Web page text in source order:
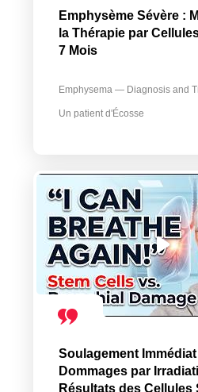
Emphysème Sévère :
la Thérapie par
7 Mois
Emphysema — Diagnosis and
Un patient d'Écosse
Soulagement
Dommages par
Résultats des Cellules